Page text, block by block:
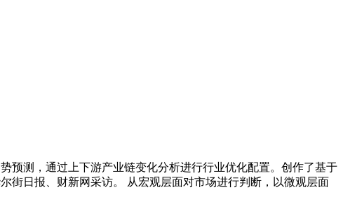
预测，通过上下游产业链变化分析进行行业优化配置。创作了基于
街日报、财新网采访。 从宏观层面对市场进行判断，以微观层面